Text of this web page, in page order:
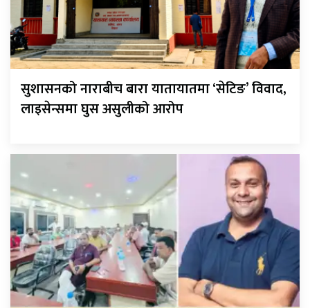
सुशासनको नाराबीच बारा यातायातमा ‘सेटिङ’ विवाद,
लाइसेन्समा घुस असुलीको आरोप